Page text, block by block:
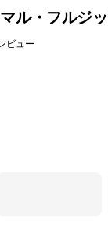
ル・フルジ
ビュー